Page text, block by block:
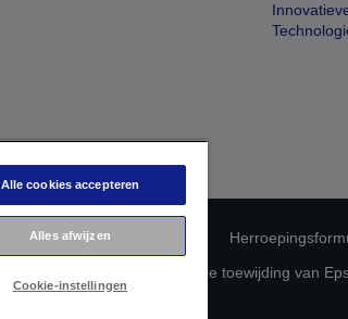
Privacyverklaring van Epson
De toewijding van
Alle cookies accepteren
Alles afwijzen
Cookie-instellingen